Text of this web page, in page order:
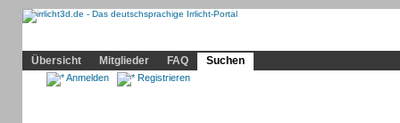
Übersicht
Mitglieder FAQ Suchen
Anmelden Registrieren